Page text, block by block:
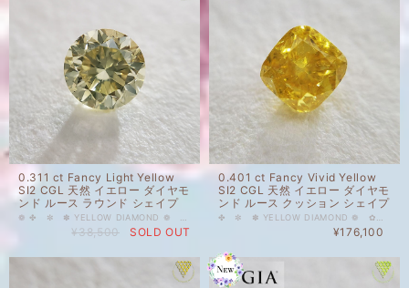
0.311 ct Fancy Light Yellow
SI2 CGL 天然 イエロー ダイヤモ
ンド ルース ラウンド シェイプ
¥38,500 SOLD OUT
0.401 ct Fancy Vivid Yellow
SI2 CGL 天然 イエロー ダイヤモ
ンド ルース クッション シェイプ
¥176,100